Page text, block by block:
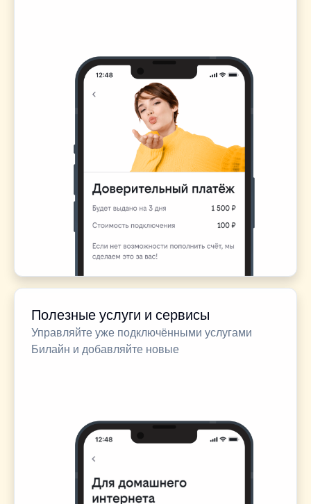
Полезные услуги и сервисы
Управляйте уже подключёнными услугами
Билайн и добавляйте новые